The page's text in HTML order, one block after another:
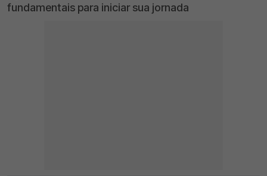
fundamentais para iniciar sua jornada